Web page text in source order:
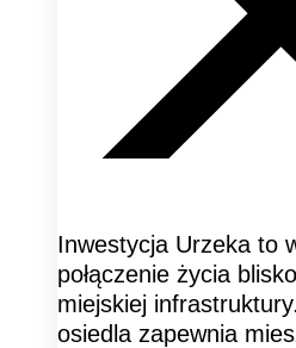
Inwestycja Urzeka to
połączenie życia
miejskiej
osiedla zapewnia